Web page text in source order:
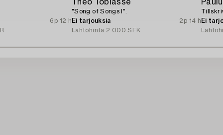
6p 12 h
Theo Tobiasse
"Song of Songs I".
Ei tarjouksia
2p 14 h
Lähtöhinta 2 000 SEK
Ei